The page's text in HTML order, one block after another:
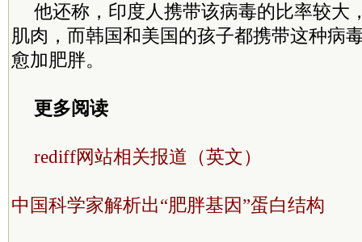
他还称，印度人携带该病毒的比率较大
肌肉，而韩国和美国的孩子都携带这种病
愈加肥胖。
更多阅读
rediff网站相关报道（英文）
中国科学家解析出“肥胖基因”蛋白结构